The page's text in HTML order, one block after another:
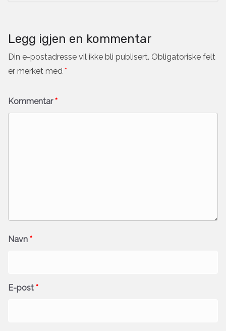
Legg igjen en kommentar
Din e-postadresse vil ikke bli publisert. Obligatoriske felt
er merket med *
Kommentar*
Navn *
E-post *